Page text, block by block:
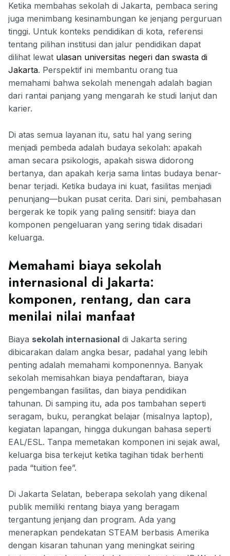
Ketika membahas sekolah di Jakarta, pembaca sering
juga menimbang kesinambungan ke jenjang perguruan
tinggi. Untuk konteks pendidikan di kota, referensi
tentang pilihan institusi dan jalur pendidikan dapat
dilihat lewat ulasan universitas negeri dan swasta di
Jakarta. Perspektif ini membantu orang tua
memahami bahwa sekolah menengah adalah bagian
dari rantai panjang yang mengarah ke studi lanjut dan
karier.
Di atas semua layanan itu, satu hal yang sering
menjadi pembeda adalah budaya sekolah: apakah
aman secara psikologis, apakah siswa didorong
bertanya, dan apakah kerja sama lintas budaya benar-
benar terjadi. Ketika budaya ini kuat, fasilitas menjadi
penunjang—bukan pusat cerita. Dari sini, pembahasan
bergerak ke topik yang paling sensitif: biaya dan
komponen pengeluaran yang sering tidak disadari
keluarga.
Memahami biaya sekolah
internasional di Jakarta:
komponen, rentang, dan cara
menilai nilai manfaat
Biaya sekolah internasional di Jakarta sering
dibicarakan dalam angka besar, padahal yang lebih
penting adalah memahami komponennya. Banyak
sekolah memisahkan biaya pendaftaran, biaya
pengembangan fasilitas, dan biaya pendidikan
tahunan. Di samping itu, ada pos tambahan seperti
seragam, buku, perangkat belajar (misalnya laptop),
kegiatan lapangan, hingga dukungan bahasa seperti
EAL/ESL. Tanpa memetakan komponen ini sejak awal,
keluarga bisa terkejut ketika tagihan tidak berhenti
pada “tuition fee”.
Di Jakarta Selatan, beberapa sekolah yang dikenal
publik memiliki rentang biaya yang beragam
tergantung jenjang dan program. Ada yang
menerapkan pendekatan STEAM berbasis Amerika
dengan kisaran tahunan yang meningkat seiring